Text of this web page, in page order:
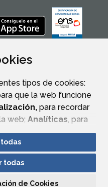
tipos de cookies:
que la web funcione
para recordar
web; Analíticas, para
la web y sus servicios.
“Aceptar todas”
uso. Si pulsa el botón
todas
de Cookies